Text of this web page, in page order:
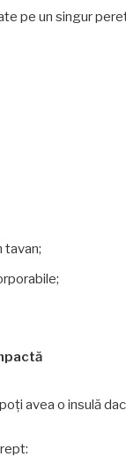
pe un singur
tavan;
avea o insulă